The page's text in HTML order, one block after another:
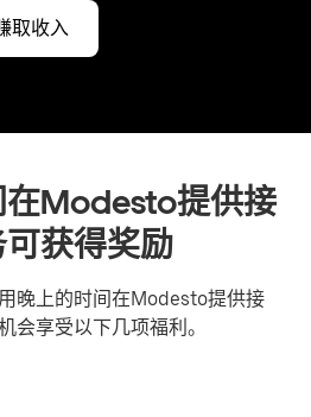
取收入
Modesto提供接
获得奖励
晚上的时间在Modesto提供接
会享受以下几项福利。